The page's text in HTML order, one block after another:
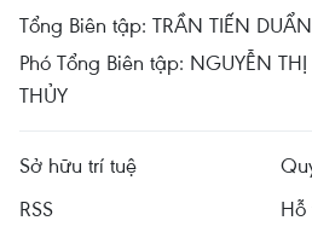
Tổng Biên tập: TRẦN TIẾN DUẨN
Phó Tổng Biên tập: NGUYỄN
THỦY
Sở hữu trí tuệ
RSS
Hỗ